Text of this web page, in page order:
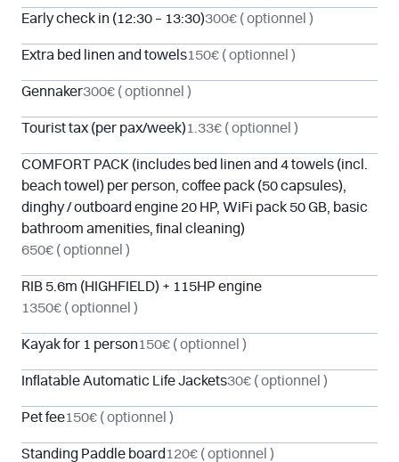
Early check in (12:30 – 13:30)300€ ( optionnel )
Extra bed linen and towels150€ ( optionnel )
Gennaker300€ ( optionnel )
Tourist tax (per pax/week)1.33€ ( optionnel )
COMFORT PACK (includes bed linen and 4 towels (incl.
beach towel) per person, coffee pack (50 capsules),
dinghy / outboard engine 20 HP, WiFi pack 50 GB, basic
bathroom amenities, final cleaning)
650€ ( optionnel )
RIB 5.6m (HIGHFIELD) + 115HP engine
1350€ ( optionnel )
Kayak for 1 person150€ ( optionnel )
Inflatable Automatic Life Jackets30€ ( optionnel )
Pet fee150€ ( optionnel )
Standing Paddle board 120€ ( optionnel )